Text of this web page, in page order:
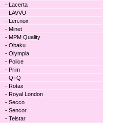
- Lacerta
- LAVVU
- Len.nox
- Minet
- MPM Quality
- Obaku
- Olympia
- Police
- Prim
- Q+Q
- Rotax
- Royal London
- Secco
- Sencor
- Telstar